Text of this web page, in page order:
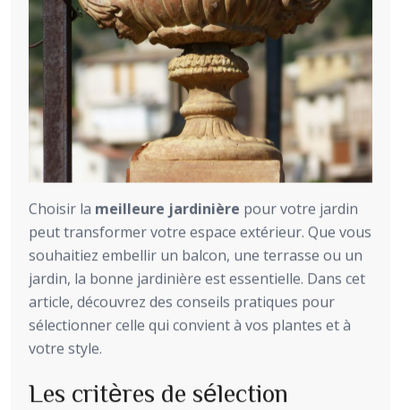
Choisir la meilleure jardinière pour votre jardin
peut transformer votre espace extérieur. Que vous
souhaitiez embellir un balcon, une terrasse ou un
jardin, la bonne jardinière est essentielle. Dans cet
article, découvrez des conseils pratiques pour
sélectionner celle qui convient à vos plantes et à
votre style.
Les critères de sélection